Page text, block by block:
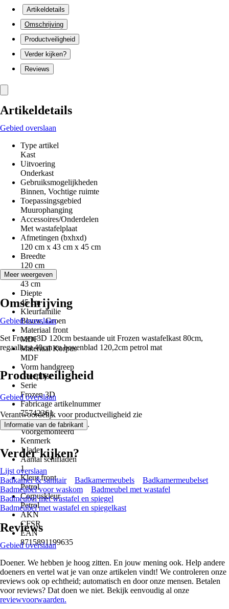
Artikeldetails
Omschrijving
Productveiligheid
Verder kijken?
Reviews
Artikeldetails
Gebied overslaan
Type artikel
Kast
Uitvoering
Onderkast
Gebruiksmogelijkheden
Binnen, Vochtige ruimte
Toepassingsgebied
Muurophanging
Accessoires/Onderdelen
Met wastafelplaat
Afmetingen (bxhxd)
120 cm x 43 cm x 45 cm
Breedte
120 cm
Hoogte
43 cm
Diepte
45 cm
Kleurfamilie
Blauw, Groen
Materiaal front
MDF
Materiaal Korpus
MDF
Vorm handgreep
Greeplijst
Serie
Frozen 3D
Fabricage artikelnummer
75742361
Montagewijze
Voorgemonteerd
Kenmerk
1 lade
Aantal schifladen
1
Kleur front
Petrol
Corpuskleur
Petrol
AKN
CFSR
EAN
8715891199635
Meer weergeven
Omschrijving
Gebied overslaan
Set Frozen 3D 120cm bestaande uit Frozen wastafelkast 80cm,
regaalkast 40cm en bovenblad 120,2cm petrol mat
Productveiligheid
Gebied overslaan
Verantwoordelijk voor productveiligheid zie
Informatie van de fabrikant .
Verder kijken?
Lijst overslaan
Badkamer & sanitair
Badkamermeubels
Badkamermeubelset
Badmeubel voor waskom
Badmeubel met wastafel
Badmeubel met wastafel en spiegel
Badmeubel met wastafel en spiegelkast
Reviews
Gebied overslaan
Doener. We hebben je hoog zitten. En jouw mening ook. Help andere
doeners en vertel wat je van onze artikelen vindt! We controleren onze
reviews ook op echtheid; automatisch en door onze mensen. Betalen
voor reviews? Dat doen we niet. Bekijk eenvoudig al onze
reviewvoorwaarden.